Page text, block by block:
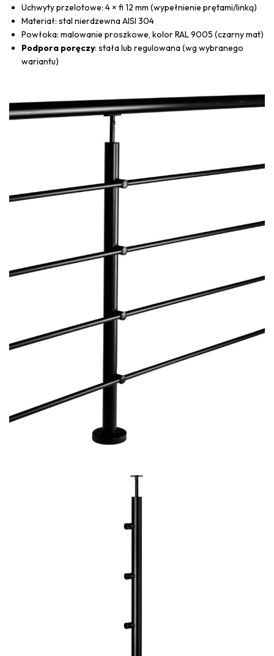
Uchwyty przelotowe: 4 × fi 12 mm (wypełnienie prętami/linką)
Materiał: stal nierdzewna AISI 304
Powłoka: malowanie proszkowe, kolor RAL 9005 (czarny mat)
Podpora poręczy: stała lub regulowana (wg wybranego
wariantu)